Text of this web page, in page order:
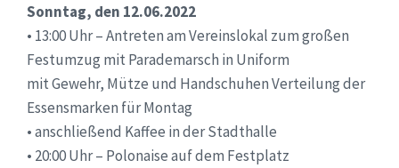
Sonntag, den 12.06.2022
• 13:00 Uhr – Antreten am Vereinslokal zum großen
Festumzug mit Parademarsch in Uniform
mit Gewehr, Mütze und Handschuhen Verteilung der
Essensmarken für Montag
• anschließend Kaffee in der Stadthalle
• 20:00 Uhr – Polonaise auf dem Festplatz